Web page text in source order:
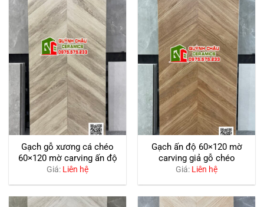
Gạch gỗ xương cá chéo
60×120 mờ carving ấn độ
Giá: Liên hệ
Gạch ấn độ 60×120 mờ
carving giả gỗ chéo
Giá: Liên hệ